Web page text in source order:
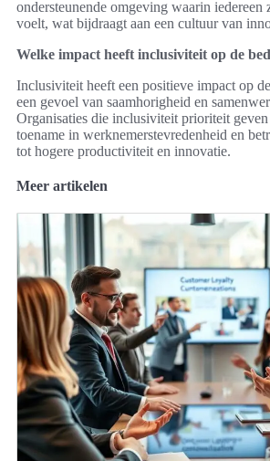
ondersteunende omgeving waarin iedereen
voelt, wat bijdraagt aan een cultuur van
Welke impact heeft inclusiviteit op de
Inclusiviteit heeft een positieve impact op
een gevoel van saamhorigheid en
Organisaties die inclusiviteit prioriteit geven
toename in werknemerstevredenheid en
tot hogere productiviteit en innovatie.
Meer artikelen